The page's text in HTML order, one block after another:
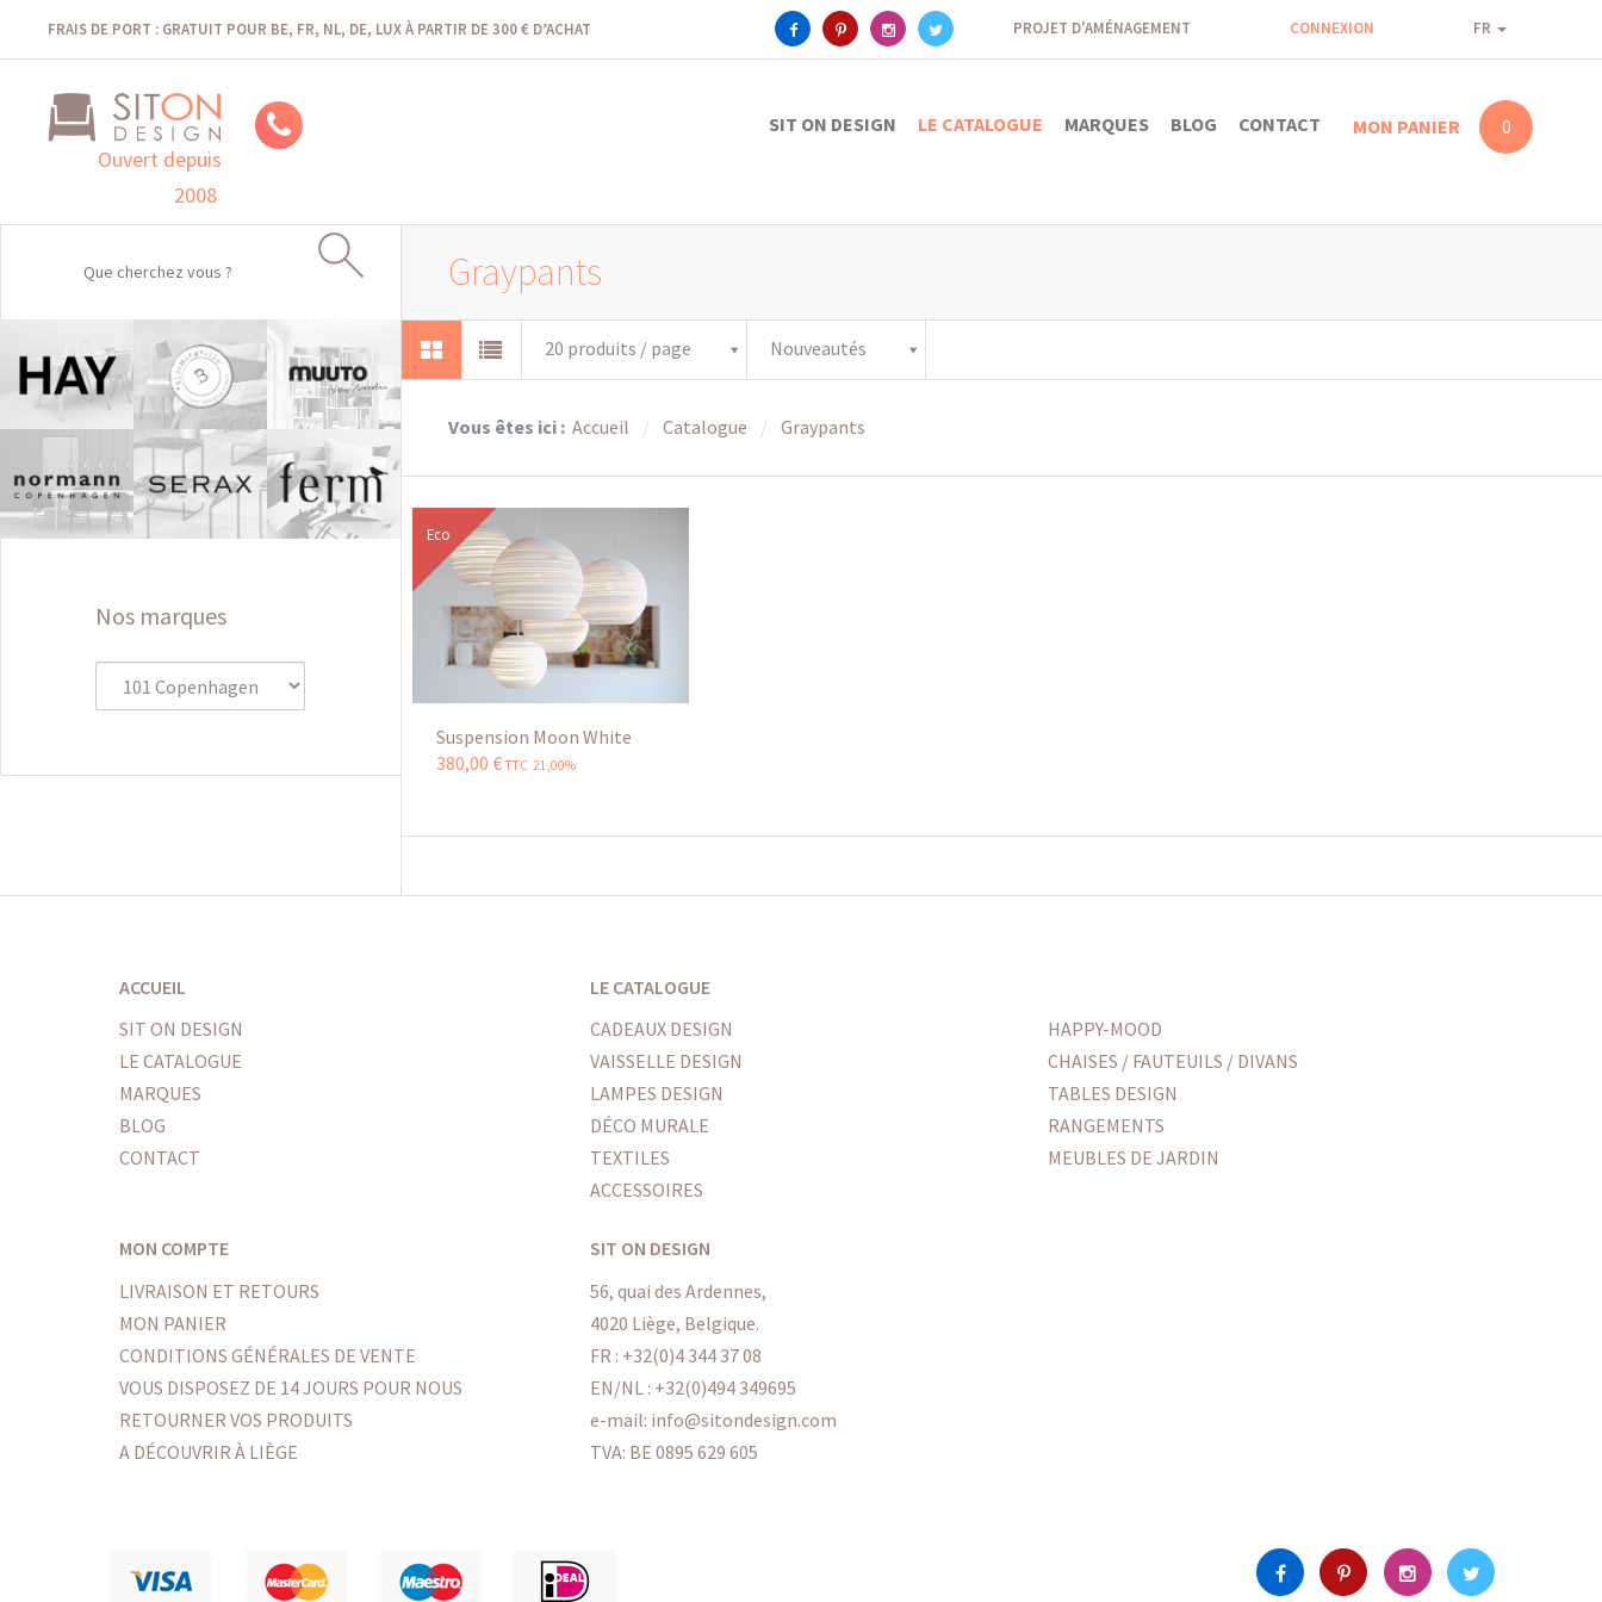
FRAIS DE PORT : GRATUIT POUR BE, FR, NL, DE, LUX À PARTIR DE 300 € D’ACHAT PROJET D'AMÉNAGEMENT CONNEXION FR
Ouvert depuis
2008
SIT ON DESIGN LE CATALOGUE MARQUES BLOG CONTACT MON PANIER 0
Nos marques
Graypants
20 produits / page Nouveautés
Vous êtes ici : Accueil Catalogue Graypants
Eco
Suspension Moon White
380,00 € TTC 21,00%
ACCUEIL
SIT ON DESIGN
LE CATALOGUE
MARQUES
BLOG
CONTACT
LE CATALOGUE
CADEAUX DESIGN
VAISSELLE DESIGN
LAMPES DESIGN
DÉCO MURALE
TEXTILES
ACCESSOIRES
HAPPY-MOOD
CHAISES / FAUTEUILS / DIVANS
TABLES DESIGN
RANGEMENTS
MEUBLES DE JARDIN
MON COMPTE
LIVRAISON ET RETOURS
MON PANIER
CONDITIONS GÉNÉRALES DE VENTE
VOUS DISPOSEZ DE 14 JOURS POUR NOUS
RETOURNER VOS PRODUITS
A DÉCOUVRIR À LIÈGE
SIT ON DESIGN
56, quai des Ardennes,
4020 Liège, Belgique.
FR : +32(0)4 344 37 08
EN/NL : +32(0)494 349695
e-mail: info@sitondesign.com
TVA: BE 0895 629 605